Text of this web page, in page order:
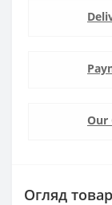
Our
Огляд